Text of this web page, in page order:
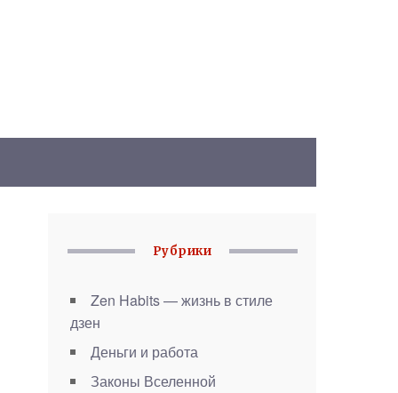
Рубрики
Zen Habits — жизнь в стиле
дзен
Деньги и работа
Законы Вселенной